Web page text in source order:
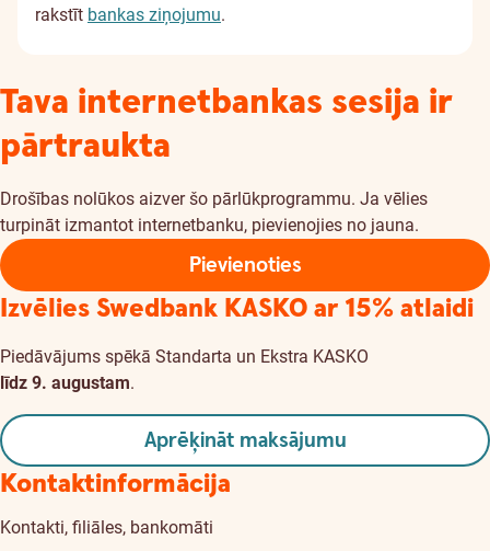
rakstīt bankas ziņojumu.
Tava internetbankas sesija ir
pārtraukta
Drošības nolūkos aizver šo pārlūkprogrammu. Ja vēlies
turpināt izmantot internetbanku, pievienojies no jauna.
Pievienoties
Izvēlies Swedbank KASKOar 15% atlaidi
Piedāvājums spēkā Standarta un Ekstra KASKO
līdz 9. augustam.
Aprēķināt maksājumu
Kontaktinformācija
Kontakti, filiāles, bankomāti